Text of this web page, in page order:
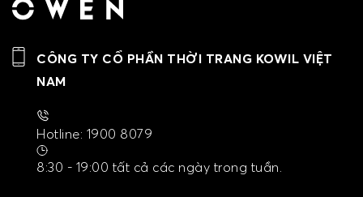
CÔNG TY CỔ PHẦN THỜI TRANG KOWIL VIỆT
NAM
Hotline: 1900 8079
8:30 - 19:00 tất cả các ngày trong tuần.